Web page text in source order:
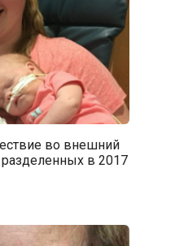
во внешний
в 2017